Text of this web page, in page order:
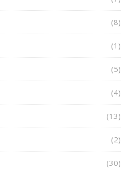
(8)
(1)
(5)
(4)
(13)
(2)
(30)